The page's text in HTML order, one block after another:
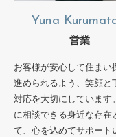
Yuna
営業
お客様が安心して住まい
進められるよう、笑顔と
対応を大切にしています
に相談できる身近な存在
て、心を込めてサポート